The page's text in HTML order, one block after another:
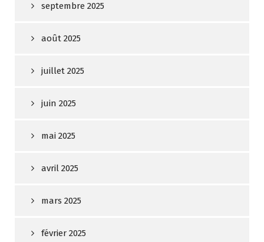
septembre 2025
août 2025
juillet 2025
juin 2025
mai 2025
avril 2025
mars 2025
février 2025